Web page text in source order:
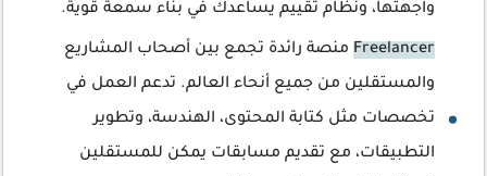
واجهتها، ونظام تقييم يساعدك في بناء سمعة قوية.
Freelancer منصة رائدة تجمع بين أصحاب المشاريع
والمستقلين من جميع أنحاء العالم. تدعم العمل في
تخصصات مثل كتابة المحتوى، الهندسة، وتطوير
التطبيقات، مع تقديم مسابقات يمكن للمستقلين